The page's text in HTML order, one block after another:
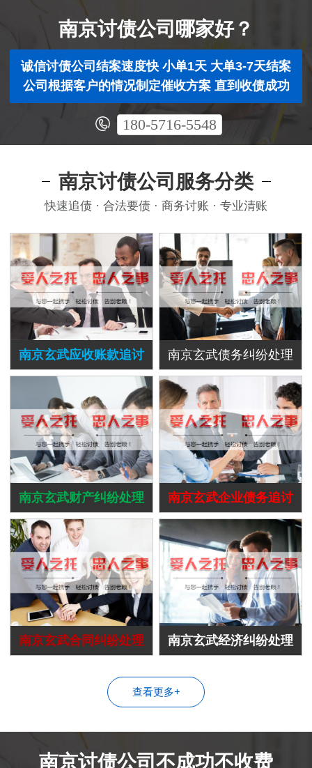
南京讨债公司哪家好？
诚信讨债公司结案速度快 小单1天 大单3-7天结案
公司根据客户的情况制定催收方案 直到收债成功
180-5716-5548
南京讨债公司服务分类
快速追债 · 合法要债 · 商务讨账 · 专业清账
南京玄武应收账款追讨 南京玄武债务纠纷处理
南京玄武财产纠纷处理 南京玄武企业债务追讨
南京玄武合同纠纷处理 南京玄武经济纠纷处理
查看更多+
南京讨债公司不成功不收费